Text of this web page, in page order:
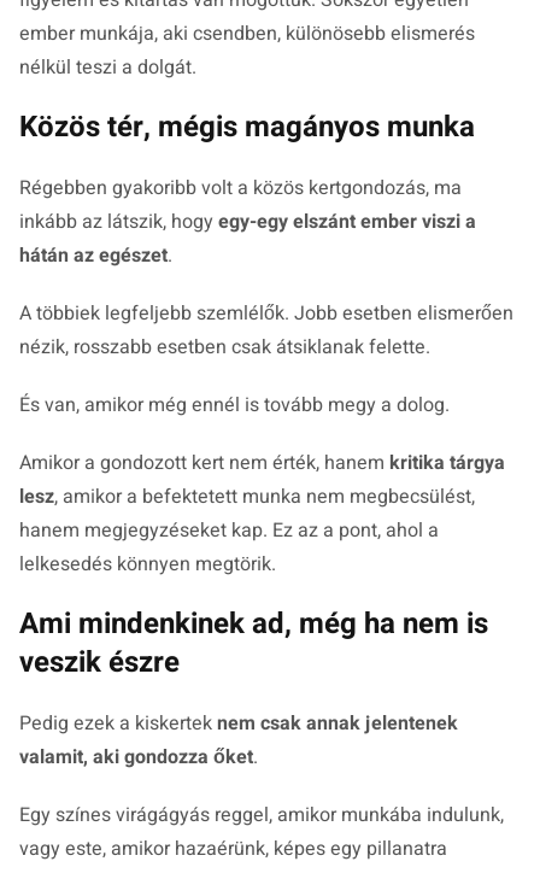
ember munkája, aki csendben, különösebb elismerés
nélkül teszi a dolgát.
Közös tér, mégis magányos munka
Régebben gyakoribb volt a közös kertgondozás, ma
inkább az látszik, hogy egy-egy elszánt ember viszi a
hátán az egészet.
A többiek legfeljebb szemlélők. Jobb esetben elismerően
nézik, rosszabb esetben csak átsiklanak felette.
És van, amikor még ennél is tovább megy a dolog.
Amikor a gondozott kert nem érték, hanem kritika tárgya
lesz, amikor a befektetett munka nem megbecsülést,
hanem megjegyzéseket kap. Ez az a pont, ahol a
lelkesedés könnyen megtörik.
Ami mindenkinek ad, még ha nem is
veszik észre
Pedig ezek a kiskerteknem csak annak jelentenek
valamit, aki gondozza őket.
Egy színes virágágyás reggel, amikor munkába indulunk,
vagy este, amikor hazaérünk, képes egy pillanatra